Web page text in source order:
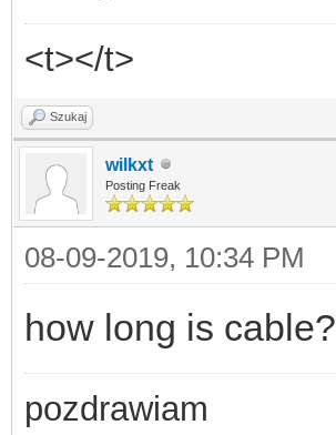
<t></t>
Szukaj
wilkxt
Posting Freak
08-09-2019, 10:34 PM
how long is cable?
pozdrawiam